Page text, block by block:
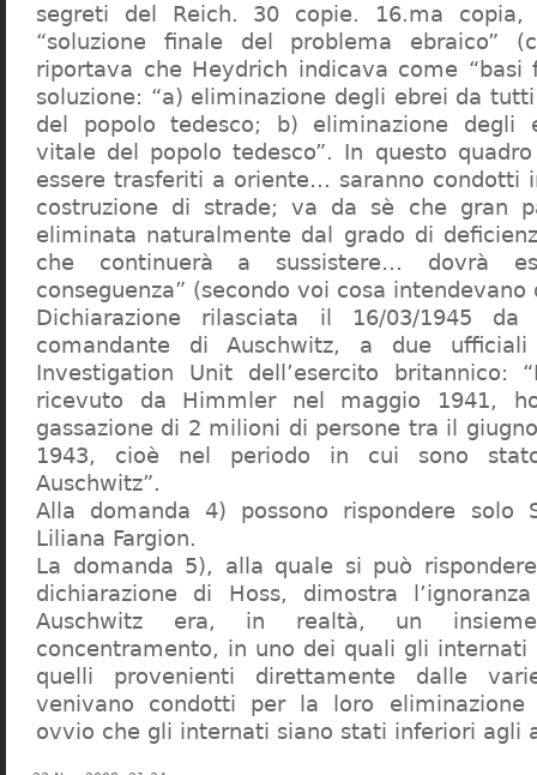
segreti del Reich. 30 copie. 16.ma copia,
“soluzione finale del problema ebraico”
riportava che Heydrich indicava come “basi
soluzione: “a) eliminazione degli ebrei da
del popolo tedesco; b) eliminazione degli
vitale del popolo tedesco”. In questo
essere trasferiti a oriente… saranno condotti
costruzione di strade; va da sè che gran
eliminata naturalmente dal grado di
che continuerà a sussistere… dovrà
conseguenza” (secondo voi cosa intendevano
Dichiarazione rilasciata il 16/03/1945
comandante di Auschwitz, a due
Investigation Unit dell’esercito britannico:
ricevuto da Himmler nel maggio 1941,
gassazione di 2 milioni di persone tra il
1943, cioè nel periodo in cui sono
Auschwitz”.
Alla domanda 4) possono rispondere solo
Liliana Fargion.
La domanda 5), alla quale si può
dichiarazione di Hoss, dimostra
Auschwitz era, in realtà, un
concentramento, in uno dei quali gli
quelli provenienti direttamente dalle
venivano condotti per la loro eliminazione
ovvio che gli internati siano stati inferiori agli